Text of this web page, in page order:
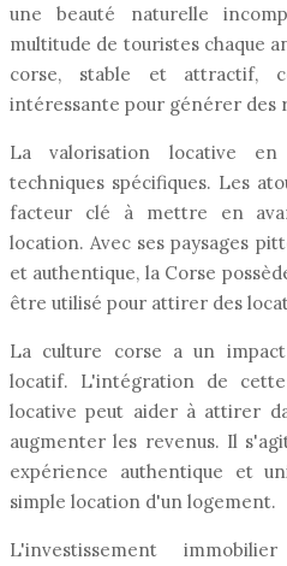
une beauté naturelle
multitude de touristes chaque
corse, stable et attractif,
intéressante pour générer des
La valorisation locative
techniques spécifiques. Les
facteur clé à mettre en
location. Avec ses paysages
et authentique, la Corse
être utilisé pour attirer des
La culture corse a un
locatif. L'intégration de
locative peut aider à attirer
augmenter les revenus. Il
expérience authentique et
simple location d'un logement.
L'investissement